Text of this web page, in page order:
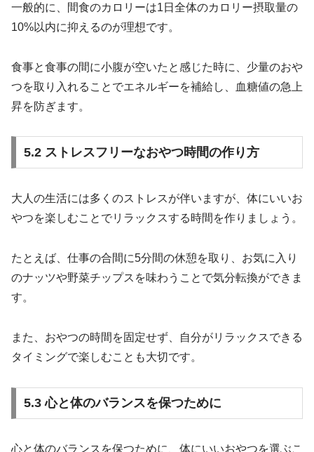
一般的に、間食のカロリーは1日全体のカロリー摂取量の
10%以内に抑えるのが理想です。
食事と食事の間に小腹が空いたと感じた時に、少量のおや
つを取り入れることでエネルギーを補給し、血糖値の急上
昇を防ぎます。
5.2 ストレスフリーなおやつ時間の作り方
大人の生活には多くのストレスが伴いますが、体にいいお
やつを楽しむことでリラックスする時間を作りましょう。
たとえば、仕事の合間に5分間の休憩を取り、お気に入り
のナッツや野菜チップスを味わうことで気分転換ができま
す。
また、おやつの時間を固定せず、自分がリラックスできる
タイミングで楽しむことも大切です。
5.3 心と体のバランスを保つために
心と体のバランスを保つために、体にいいおやつを選ぶこ